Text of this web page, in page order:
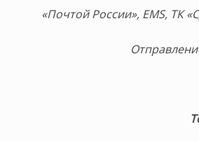
«Почтой России», EMS, ТК